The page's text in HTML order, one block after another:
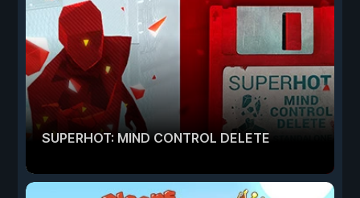
SUPERHOT: MIND CONTROL DELETE